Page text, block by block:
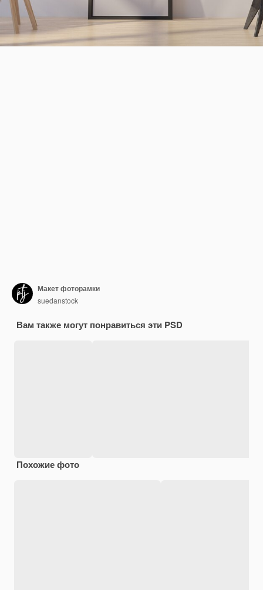
Макет фоторамки
suedanstock
Вам также могут понравиться эти PSD
Похожие фото